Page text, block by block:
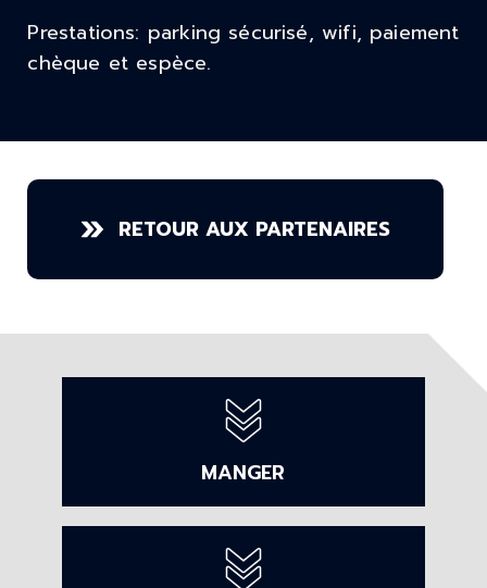
Prestations: parking sécurisé, wifi, paiement
chèque et espèce.
RETOUR AUX PARTENAIRES
MANGER